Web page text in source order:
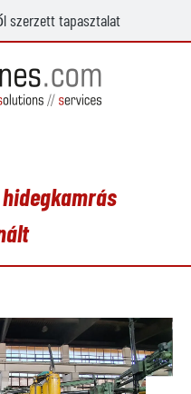
szerzett tapasztalat
hidegkamrás